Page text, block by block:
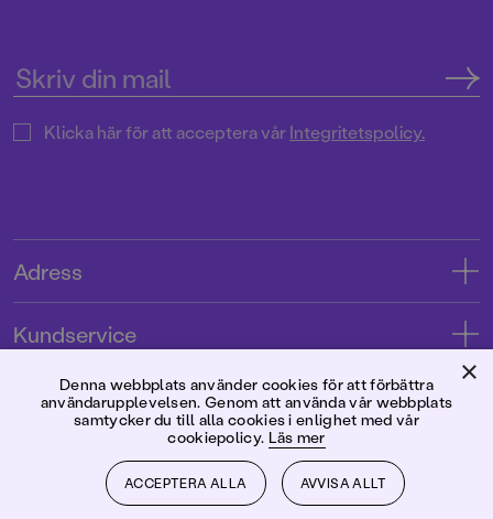
Klicka här för att acceptera vårIntegritetspolicy.
Adress
Tryckerigatan 4
Org.nr: 556045-7748
Kundservice
Kontakta oss
Kundservice
Användarvillkor intressenter
Användarvillkor nyhetsbrev
Förlaget
Jobba hos oss
×
Denna webbplats använder cookies för att förbättra
användarupplevelsen. Genom att använda vår webbplats
samtycker du till alla cookies i enlighet med vår
cookiepolicy. Läs mer
ACCEPTERA ALLA AVVISA ALLT